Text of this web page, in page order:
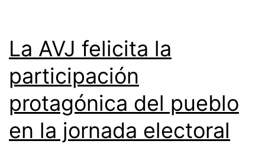
La AVJ felicita la
participación
protagónica del pueblo
en la jornada electoral